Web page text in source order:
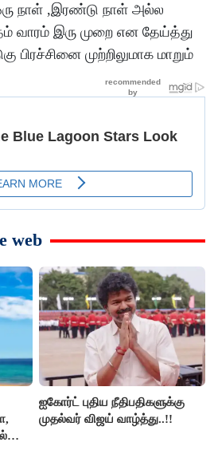
நாள் ,இரண்டு நாள் அல்ல
வாரம் இரு முறை என தேய்த்து
பிரச்சினை முற்றிலுமாக மாறும்
web
ஐகோர்ட் புதிய நீதிபதிகளுக்கு
முதல்வர் விஜய் வாழ்த்து..!!